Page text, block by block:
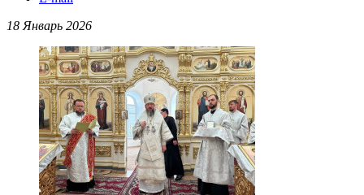
18 Январь 2026